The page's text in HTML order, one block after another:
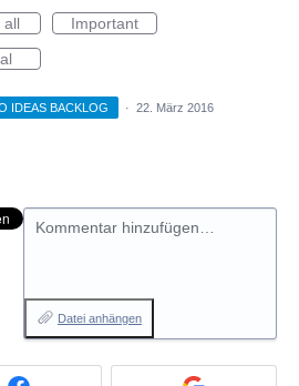
all
Important
IDEAS BACKLOG · 22. März 2016
Kommentar hinzufügen…
Datei anhängen